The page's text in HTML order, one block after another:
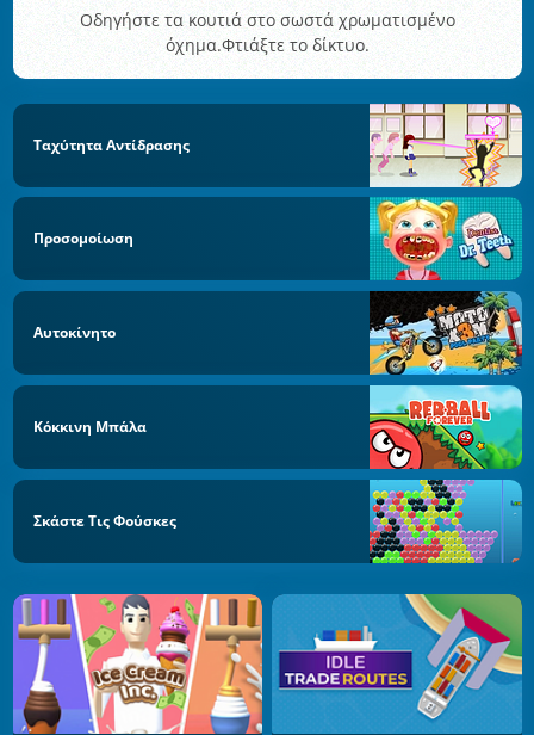
Οδηγήστε τα κουτιά στο σωστά χρωματισμένο
όχημα.Φτιάξτε το δίκτυο.
Ταχύτητα Αντίδρασης
Προσομοίωση
Αυτοκίνητο
Κόκκινη Μπάλα
Σκάστε Τις Φούσκες